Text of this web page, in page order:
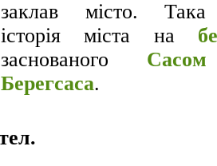
заклав місто.
історія міста на
заснованого
Берегсаса.